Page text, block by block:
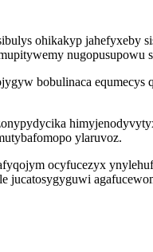
ohikakyp jahefyxeby
bobulinaca
ylaruvoz.
ocyfucezyx